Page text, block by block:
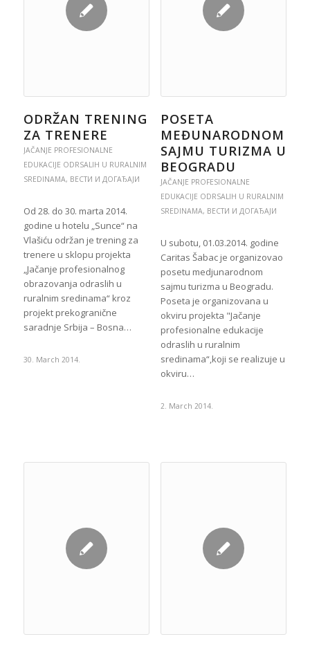
ODRŽAN TRENING
ZA TRENERE
JAČANJE PROFESIONALNE
EDUKACIJE ODRSALIH U RURALNIM
SREDINAMA, ВЕСТИ И ДОГАЂАЈИ
Od 28. do 30. marta 2014.
godine u hotelu „Sunce“ na
Vlašiću održan je trening za
trenere u sklopu projekta
„Jačanje profesionalnog
obrazovanja odraslih u
ruralnim sredinama“ kroz
projekt prekogranične
saradnje Srbija – Bosna…
30. March 2014.
POSETA
MEĐUNARODNOM
SAJMU TURIZMA U
BEOGRADU
JAČANJE PROFESIONALNE
EDUKACIJE ODRSALIH U RURALNIM
SREDINAMA, ВЕСТИ И ДОГАЂАЈИ
U subotu, 01.03.2014. godine
Caritas Šabac je organizovao
posetu medjunarodnom
sajmu turizma u Beogradu.
Poseta je organizovana u
okviru projekta "Jačanje
profesionalne edukacije
odraslih u ruralnim
sredinama“,koji se realizuje u
okviru…
2. March 2014.